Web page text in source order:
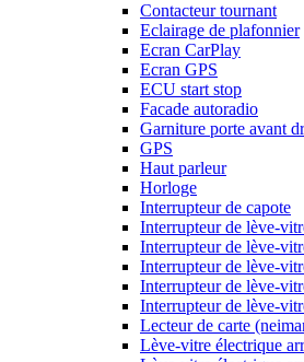
Contacteur tournant
Eclairage de plafonnier
Ecran CarPlay
Ecran GPS
ECU start stop
Facade autoradio
Garniture porte avant
GPS
Haut parleur
Horloge
Interrupteur de capote
Interrupteur de lève-
Interrupteur de lève-
Interrupteur de lève-
Interrupteur de lève-
Interrupteur de lève-
Lecteur de carte
Lève-vitre électrique